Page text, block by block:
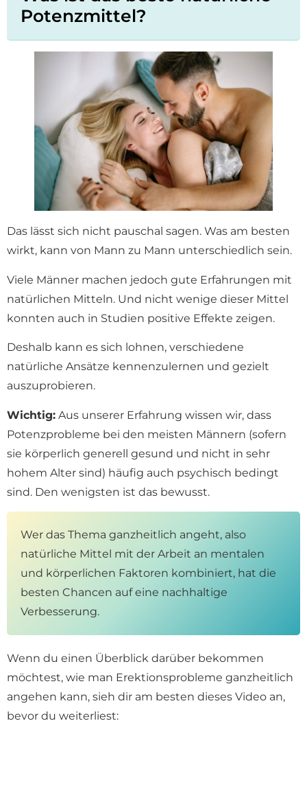
Potenzmittel?
Das lässt sich nicht pauschal sagen. Was am besten
wirkt, kann von Mann zu Mann unterschiedlich sein.
Viele Männer machen jedoch gute Erfahrungen mit
natürlichen Mitteln. Und nicht wenige dieser Mittel
konnten auch in Studien positive Effekte zeigen.
Deshalb kann es sich lohnen, verschiedene
natürliche Ansätze kennenzulernen und gezielt
auszuprobieren.
Wichtig: Aus unserer Erfahrung wissen wir, dass
Potenzprobleme bei den meisten Männern (sofern
sie körperlich generell gesund und nicht in sehr
hohem Alter sind) häufig auch psychisch bedingt
sind. Den wenigsten ist das bewusst.
Wer das Thema ganzheitlich angeht, also
natürliche Mittel mit der Arbeit an mentalen
und körperlichen Faktoren kombiniert, hat die
besten Chancen auf eine nachhaltige
Verbesserung.
Wenn du einen Überblick darüber bekommen
möchtest, wie man Erektionsprobleme ganzheitlich
angehen kann, sieh dir am besten dieses Video an,
bevor du weiterliest: